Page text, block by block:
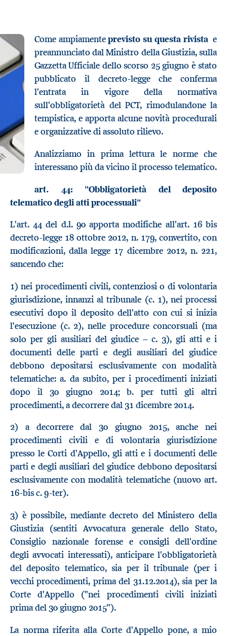
Come ampiamenteprevisto su questa rivistae
preannunciato dal Ministro della Giustizia, sulla
Gazzetta Ufficiale dello scorso 25 giugno è stato
pubblicato il decreto-legge che conferma
l'entrata in vigore della normativa
sull'obbligatorietà del PCT, rimodulandone la
tempistica, e apporta alcune novità procedurali
e organizzative di assoluto rilievo.
Analizziamo in prima lettura le norme che
interessano più da vicino il processo telematico.
art. 44: "Obbligatorietà del deposito
telematico degli atti processuali"
L'art. 44 del d.l. 90 apporta modifiche all'art. 16 bis
decreto-legge 18 ottobre 2012, n. 179, convertito, con
modificazioni, dalla legge 17 dicembre 2012, n. 221,
sancendo che:
1) nei procedimenti civili, contenziosi o di volontaria
giurisdizione, innanzi al tribunale (c. 1), nei processi
esecutivi dopo il deposito dell'atto con cui si inizia
l'esecuzione (c. 2), nelle procedure concorsuali (ma
solo per gli ausiliari del giudice – c. 3), gli atti e i
documenti delle parti e degli ausiliari del giudice
debbono depositarsi esclusivamente con modalità
telematiche: a. da subito, per i procedimenti iniziati
dopo il 30 giugno 2014; b. per tutti gli altri
procedimenti, a decorrere dal 31 dicembre 2014.
2) a decorrere dal 30 giugno 2015, anche nei
procedimenti civili e di volontaria giurisdizione
presso le Corti d'Appello, gli atti e i documenti delle
parti e degli ausiliari del giudice debbono depositarsi
esclusivamente con modalità telematiche (nuovo art.
16-bis c. 9-ter).
3) è possibile, mediante decreto del Ministero della
Giustizia (sentiti Avvocatura generale dello Stato,
Consiglio nazionale forense e consigli dell'ordine
degli avvocati interessati), anticipare l'obbligatorietà
del deposito telematico, sia per il tribunale (per i
vecchi procedimenti, prima del 31.12.2014), sia per la
Corte d'Appello ("nei procedimenti civili iniziati
prima del 30 giugno 2015").
La norma riferita alla Corte d'Appello pone, a mio